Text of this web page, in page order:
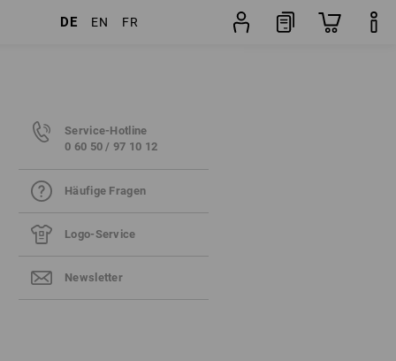
DE EN FR
Service-Hotline
0 60 50 / 97 10 12
Häufige Fragen
Logo-Service
Newsletter